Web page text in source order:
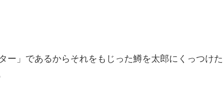
ー」であるからそれをもじった鱒を太郎にくっつけた